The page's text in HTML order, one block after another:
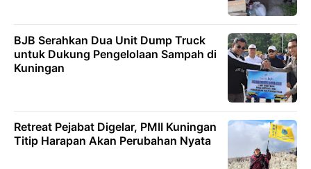
BJB Serahkan Dua Unit Dump Truck
untuk Dukung Pengelolaan Sampah di
Kuningan
Retreat Pejabat Digelar, PMII Kuningan
Titip Harapan Akan Perubahan Nyata